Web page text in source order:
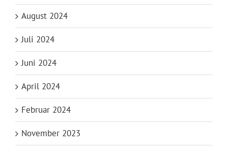
August 2024
Juli 2024
Juni 2024
April 2024
Februar 2024
November 2023